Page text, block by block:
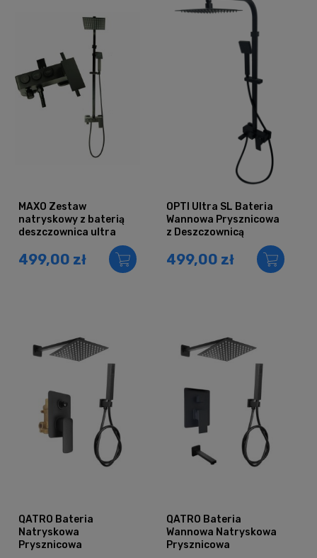
MAXO Zestaw
natryskowy z baterią
deszczownica ultra
499,00 zł
OPTI Ultra SL Bateria
Wannowa Prysznicowa
z Deszczownicą
499,00 zł
QATRO Bateria
Natryskowa
Prysznicowa
QATRO Bateria
Wannowa Natryskowa
Prysznicowa